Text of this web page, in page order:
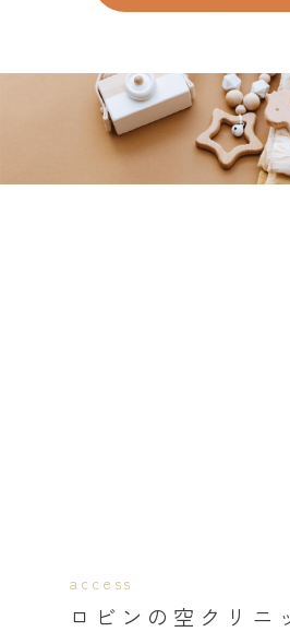
access
ロビンの空クリニ